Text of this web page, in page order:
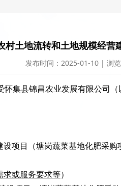
土地流转和土地规模经
发布时间：2025-01-10 | 浏
集县锦昌农业发展有限公司
项目（塘岗蔬菜基地化肥采购
求或服务要求等）